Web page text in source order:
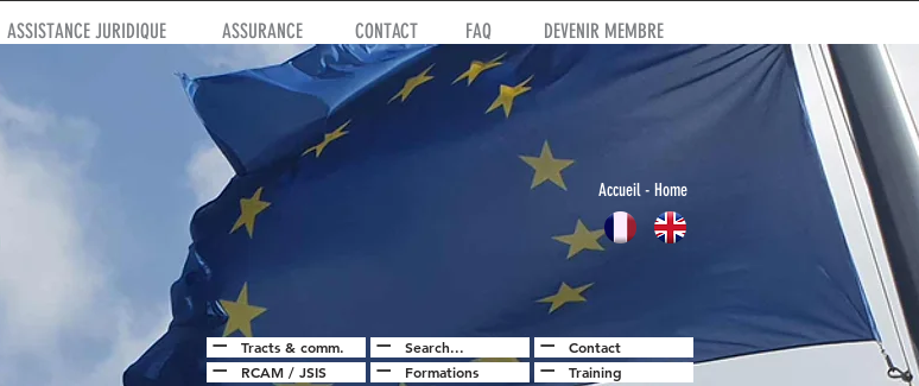
Accueil- Home
Tracts & comm.
RCAM / JSIS
Search...
Formations
Contact
Training
ASSISTANCE JURIDIQUE FAQ
CONTACT
ASSURANCE DEVENIR MEMBRE